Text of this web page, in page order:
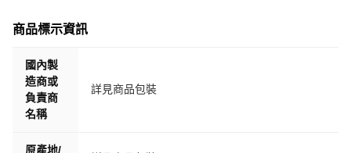
商品標示資訊
國內製
造商或
負責商
名稱
詳見商品包裝
原產地/